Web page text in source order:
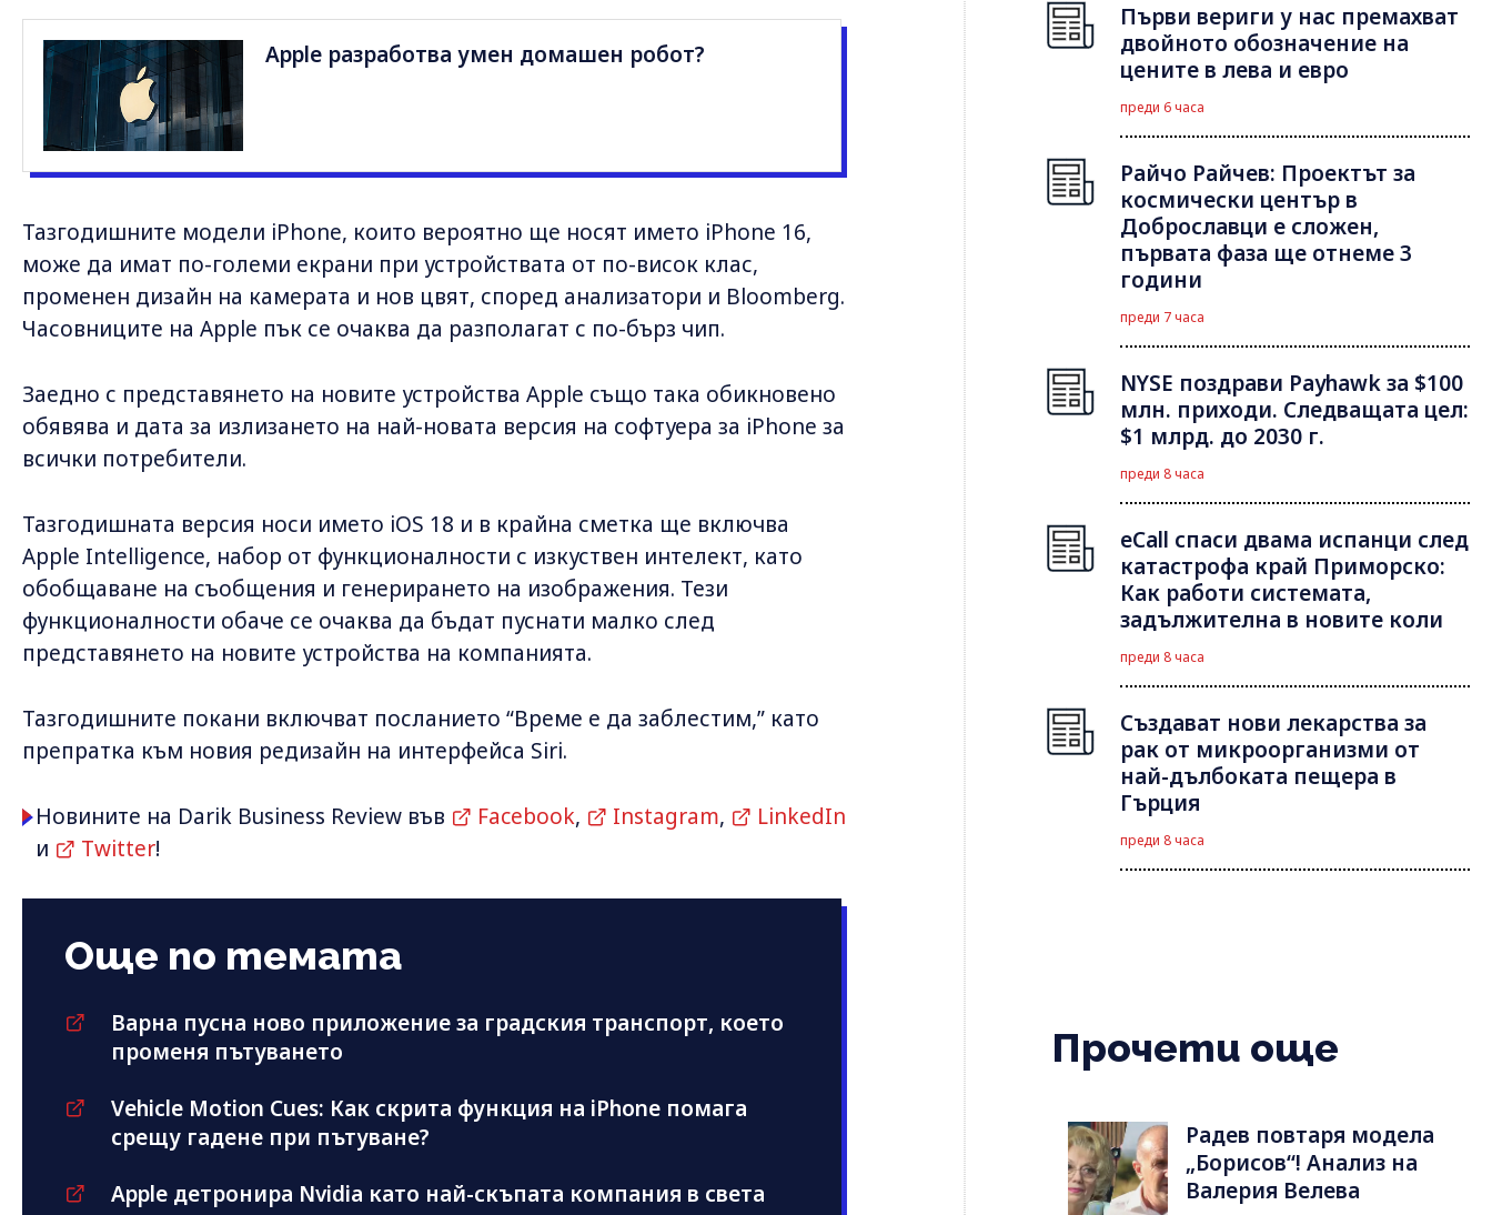
Apple разработва умен домашен робот?
Тазгодишните модели iPhone, които вероятно ще носят името iPhone 16,
може да имат по-големи екрани при устройствата от по-висок клас,
променен дизайн на камерата и нов цвят, според анализатори и Bloomberg.
Часовниците на Apple пък се очаква да разполагат с по-бърз чип.
Заедно с представянето на новите устройства Apple също така обикновено
обявява и дата за излизането на най-новата версия на софтуера за iPhone за
всички потребители.
Тазгодишната версия носи името iOS 18 и в крайна сметка ще включва
Apple Intelligence, набор от функционалности с изкуствен интелект, като
обобщаване на съобщения и генерирането на изображения. Тези
функционалности обаче се очаква да бъдат пуснати малко след
представянето на новите устройства на компанията.
Тазгодишните покани включват посланието “Време е да заблестим,” като
препратка към новия редизайн на интерфейса Siri.
Новините на Darik Business Review във Facebook, Instagram,
LinkedIn
и
Twitter!
Още по темата
Варна пусна ново приложение за градския транспорт, което
променя пътуването
Vehicle Motion Cues: Как скрита функция на iPhone помага
срещу гадене при пътуване?
Apple детронира Nvidia като най-скъпата компания в света
Първи вериги у нас премахват
двойното обозначение на
цените в лева и евро
преди 6 часа
Райчо Райчев: Проектът за
космически център в
Доброславци е сложен,
първата фаза ще отнеме 3
години
преди 7 часа
NYSE поздрави Payhawk за $100
млн. приходи. Следващата цел:
$1 млрд. до 2030 г.
преди 8 часа
eCall спаси двама испанци след
катастрофа край Приморско:
Как работи системата,
задължителна в новите коли
преди 8 часа
Създават нови лекарства за
рак от микроорганизми от
най-дълбоката пещера в
Гърция
преди 8 часа
Прочети още
Радев повтаря модела
„Борисов“! Анализ на
Валерия Велева